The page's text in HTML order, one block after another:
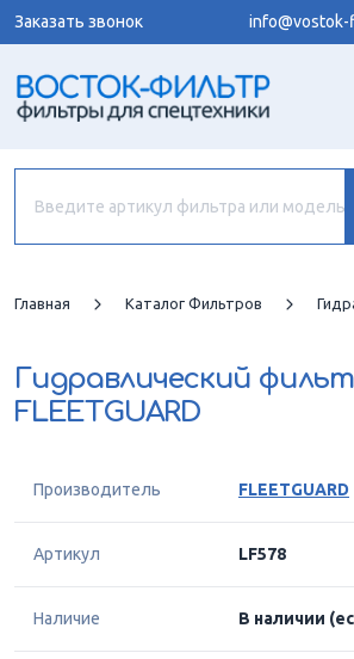
Заказать звонок
Главная Каталог Фильтров
Гидравлический
FLEETGUARD
Производитель FLEETGUARD
Артикул LF578
Наличие В наличии